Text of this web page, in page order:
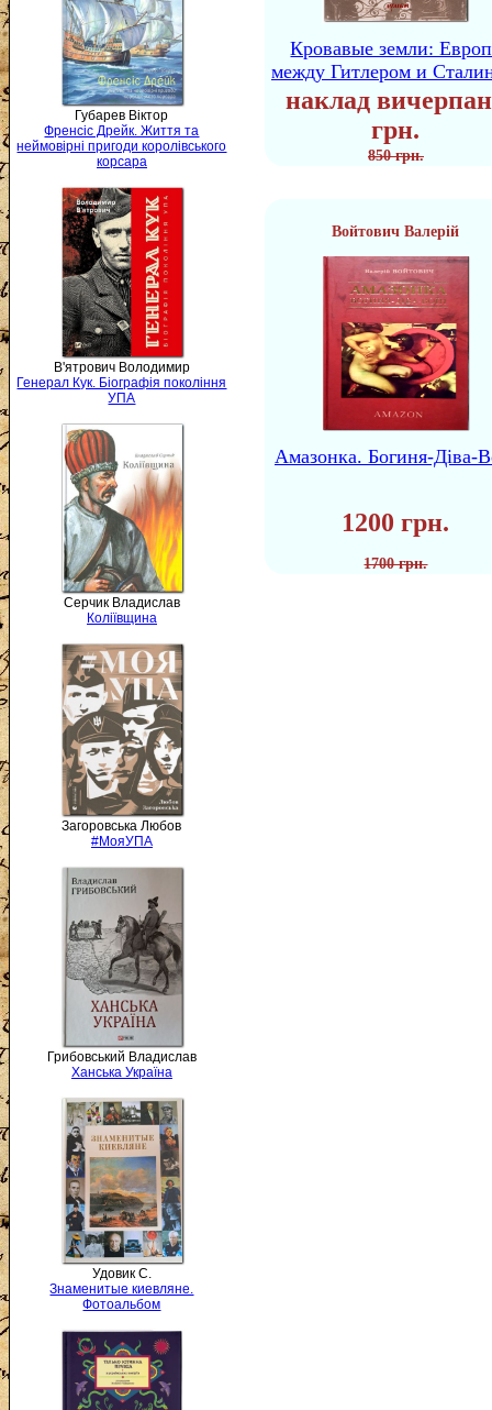
Губарев Віктор
Френсіс Дрейк. Життя та
неймовірні пригоди королівського
корсара
В'ятрович Володимир
Генерал Кук. Біографія покоління
УПА
Серчик Владислав
Коліївщина
Загоровська Любов
#МояУПА
Грибовський Владислав
Ханська Україна
Удовик С.
Знаменитые киевляне.
Фотоальбом
Кровавые земли:
между Гитлером и
наклад
грн.
850 грн.
Войтович Валерій
Амазонка. Богиня-Діва-
1200 грн.
1700 грн.